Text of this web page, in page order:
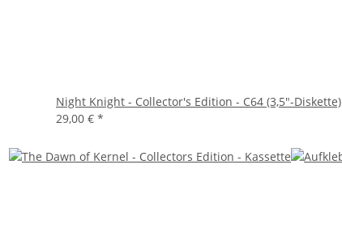
Night Knight - Collector's Edition - C64 (3,5"-Diskette)
29,00 € *